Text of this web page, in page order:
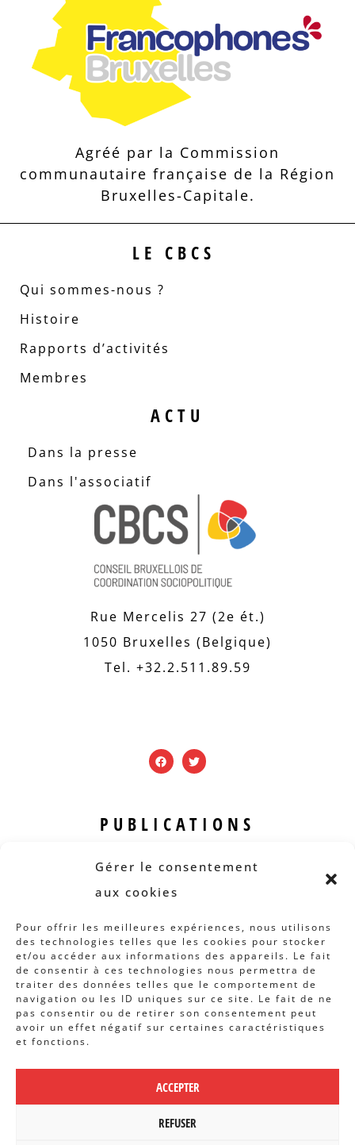
Gérer le consentement
aux cookies
Pour offrir les meilleures expériences, nous utilisons
des technologies telles que les cookies pour stocker
et/ou accéder aux informations des appareils. Le fait
de consentir à ces technologies nous permettra de
traiter des données telles que le comportement de
navigation ou les ID uniques sur ce site. Le fait de ne
pas consentir ou de retirer son consentement peut
avoir un effet négatif sur certaines caractéristiques
et fonctions.
ACCEPTER
REFUSER
Agréé par la Commission
communautaire française de la Région
Bruxelles-Capitale.
LE CBCS
Qui sommes-nous ?
Histoire
Rapports d’activités
Membres
ACTU
Dans la presse
Dans l'associatif
Rue Mercelis 27 (2e ét.)
1050 Bruxelles (Belgique)
Tel. +32.2.511.89.59
PUBLICATIONS
Revue B.I.S.
Rapports et analyses
Articles
AUTRES INFOS
Actions
Concertation
Archives
POLITIQUE DE CONFIDENTIALITÉ|
CBCS ASBL | WEBDESIGN PAR